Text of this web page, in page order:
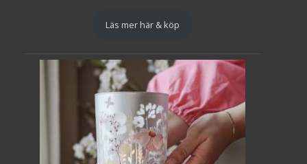
Läs mer här & köp